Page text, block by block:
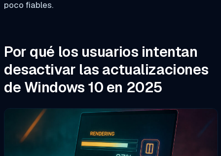
poco fiables.
Por qué los usuarios intentan
desactivar las actualizaciones
de Windows 10 en 2025